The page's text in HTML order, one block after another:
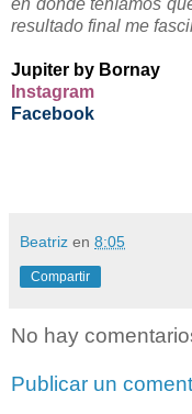
en donde teníamos
resultado final me
Jupiter by Bornay
Instagram
Facebook
Beatriz en 8:05
Compartir
No hay
Publicar un